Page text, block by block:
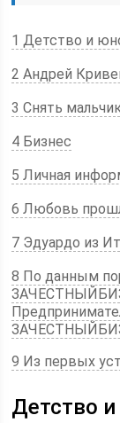
1 Детство и
2 Андрей
3 Снять
4 Бизнес
5 Личная
6 Любовь
7 Эдуардо из
8 По данным
9 Из первых
Детство